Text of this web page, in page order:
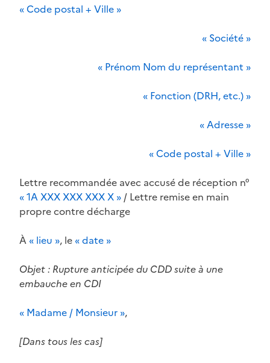
« Code postal + Ville »
« Société »
« Prénom Nom du représentant »
« Fonction (DRH, etc.) »
« Adresse »
« Code postal + Ville »
Lettre recommandée avec accusé de réception n°
« 1A XXX XXX XXX X » / Lettre remise en main
propre contre décharge
À « lieu », le « date »
Objet : Rupture anticipée du CDD suite à une
embauche en CDI
« Madame / Monsieur »,
[Dans tous les cas]